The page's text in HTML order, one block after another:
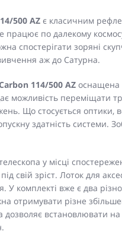
500 AZ є класичним
працює по далекому
спостерігати зоряні
аж до Сатурна.
Carbon 114/500 AZ оснащена
можливість переміщати
Що стосується оптики,
здатність системи.
у місці
свій зріст. Лоток для
У комплекті вже є два
отримувати різне
встановлювати на